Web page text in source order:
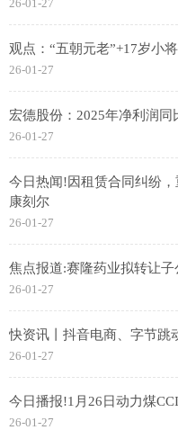
26-01-27
观点：“五朝元老”+17岁小
26-01-27
宏德股份：2025年净利润同
26-01-27
今日热闻!因租赁合同纠纷
康刻尔
26-01-27
焦点报道:赛隆药业拟转让
26-01-27
快资讯丨抖音电商、字节跳
26-01-27
今日播报!1月26日动力煤
26-01-27